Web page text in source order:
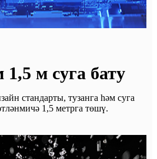
м суга бату
стандарты, тузанга һәм суга
1,5 метрга төшү.